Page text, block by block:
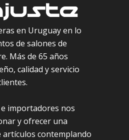
en Uruguay en lo
de salones de
Más de 65 años
calidad y servicio
importadores nos
y ofrecer una
artículos contemplando